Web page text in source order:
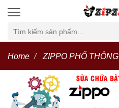
Home ZIPPO PHỔ THÔNG